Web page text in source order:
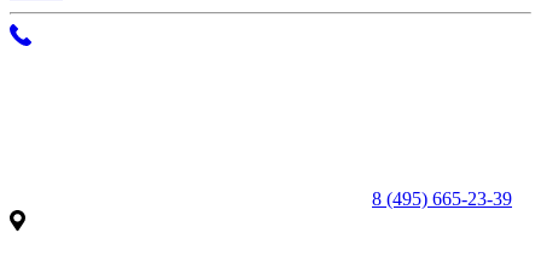
8 (495) 665-23-39